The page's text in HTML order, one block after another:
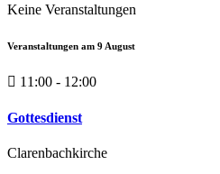
Keine Veranstaltungen
Veranstaltungen am 9 August
11:00 - 12:00
Gottesdienst
Clarenbachkirche